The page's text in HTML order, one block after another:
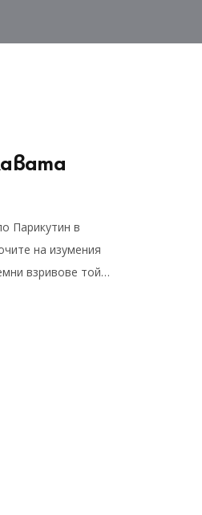
Парикутин в
на изумения
взривове той…